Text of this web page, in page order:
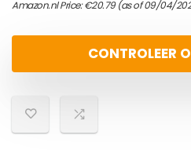
Amazon.nl Price:€20.79(as of 09/04/
CONTROLEER